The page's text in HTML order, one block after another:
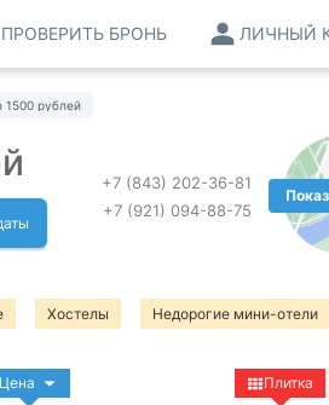
ЛИЧНЫЙ
ПРОВЕРИТЬ БРОНЬ
1500 рублей
+7 (843) 202-36-81
+7 (921) 094-88-75
Хостелы Недорогие мини-отели
Цена Плитка